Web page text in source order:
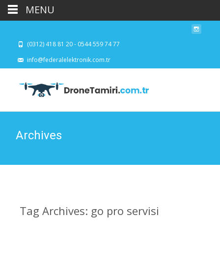
(0312) 418 81 20 - 0544 559 74 77
info@federalelektronik.com.tr
Archives
Tag Archives: go pro servisi
MENU